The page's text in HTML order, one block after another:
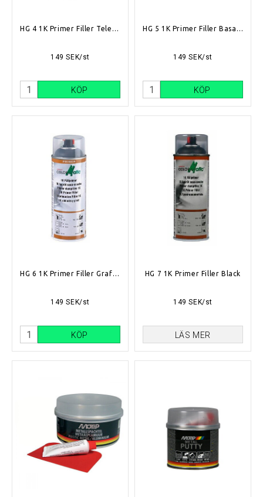
HG 4 1K Primer Filler Telegrey
149 SEK/st
KÖP
HG 5 1K Primer Filler Basalt Grey
149 SEK/st
KÖP
HG 6 1K Primer Filler Grafit Grey
149 SEK/st
KÖP
HG 7 1K Primer Filler Black
149 SEK/st
LÄS MER